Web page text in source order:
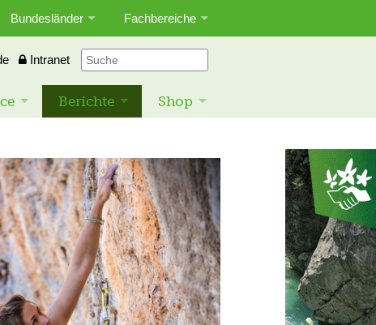
Bundesländer Fachbereiche
Intranet
Berichte Shop